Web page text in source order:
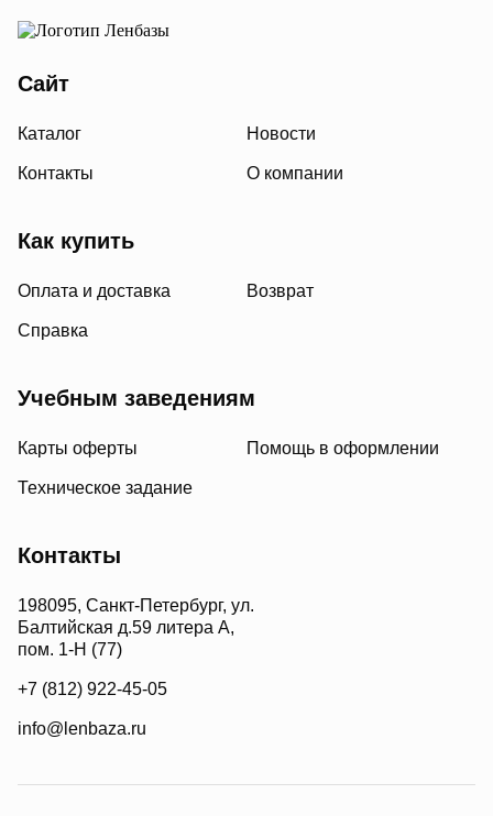
Сайт
Каталог Новости
Контакты О компании
Как купить
Оплата и доставка Возврат
Справка
Учебным заведениям
Карты оферты Помощь в оформлении
Техническое задание
Контакты
198095, Санкт-Петербург, ул.
Балтийская д.59 литера А,
пом. 1-Н (77)
+7 (812) 922-45-05
info@lenbaza.ru